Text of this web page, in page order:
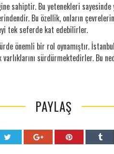
sahiptir. Bu yetenekleri
Bu özellik, onların
tek seferde kat edebilirler.
önemli bir rol oynamıştır.
sürdürmektedirler. Bu
PAYLAŞ